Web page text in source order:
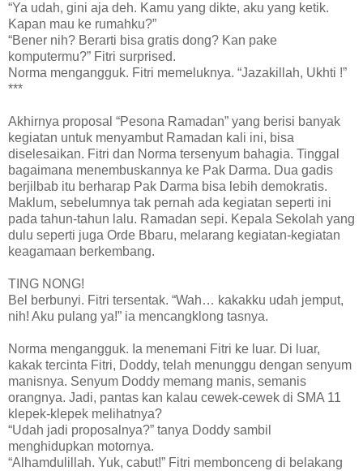
“Ya udah, gini aja deh. Kamu yang dikte, aku yang ketik.
Kapan mau ke rumahku?”
“Bener nih? Berarti bisa gratis dong? Kan pake
komputermu?” Fitri surprised.
Norma mengangguk. Fitri memeluknya. “Jazakillah, Ukhti !”
***
Akhirnya proposal “Pesona Ramadan” yang berisi banyak
kegiatan untuk menyambut Ramadan kali ini, bisa
diselesaikan. Fitri dan Norma tersenyum bahagia. Tinggal
bagaimana menembuskannya ke Pak Darma. Dua gadis
berjilbab itu berharap Pak Darma bisa lebih demokratis.
Maklum, sebelumnya tak pernah ada kegiatan seperti ini
pada tahun-tahun lalu. Ramadan sepi. Kepala Sekolah yang
dulu seperti juga Orde Bbaru, melarang kegiatan-kegiatan
keagamaan berkembang.
TING NONG!
Bel berbunyi. Fitri tersentak. “Wah… kakakku udah jemput,
nih! Aku pulang ya!” ia mencangklong tasnya.
Norma mengangguk. Ia menemani Fitri ke luar. Di luar,
kakak tercinta Fitri, Doddy, telah menunggu dengan senyum
manisnya. Senyum Doddy memang manis, semanis
orangnya. Jadi, pantas kan kalau cewek-cewek di SMA 11
klepek-klepek melihatnya?
“Udah jadi proposalnya?” tanya Doddy sambil
menghidupkan motornya.
“Alhamdulillah. Yuk, cabut!” Fitri membonceng di belakang